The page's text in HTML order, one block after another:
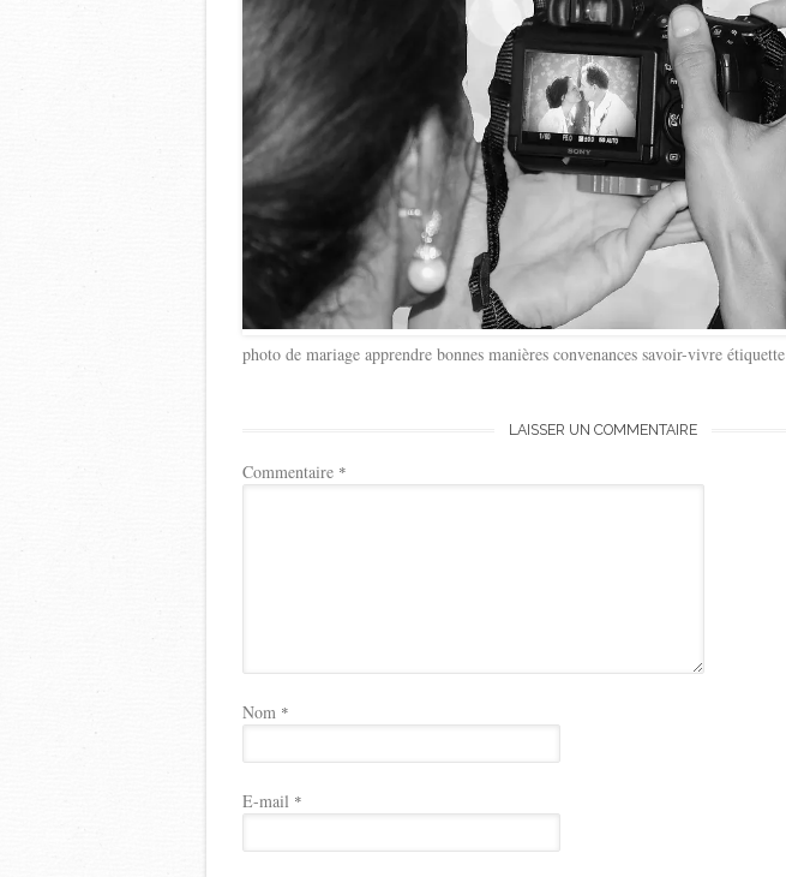
photo de mariage apprendre bonnes manières convenances savoir-vivre étiquette
LAISSER UN COMMENTAIRE
Commentaire *
Nom *
E-mail *